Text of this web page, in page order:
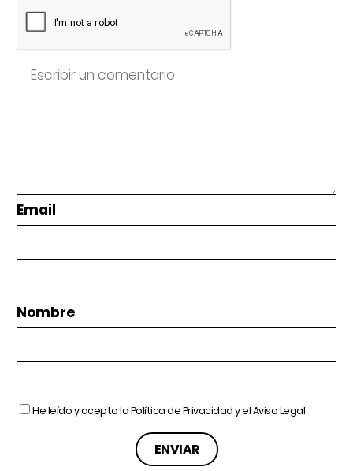
Email
Nombre
He leído y acepto laPolítica de Privacidady elAviso Legal